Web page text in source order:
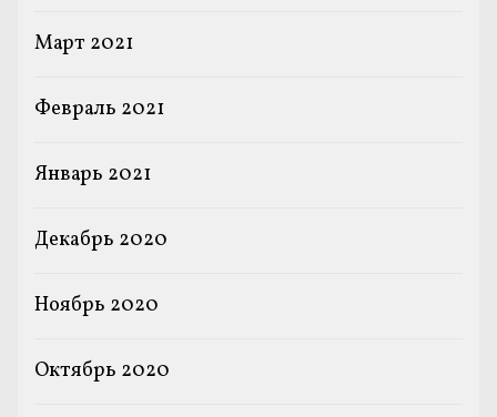
Март 2021
Февраль 2021
Январь 2021
Декабрь 2020
Ноябрь 2020
Октябрь 2020